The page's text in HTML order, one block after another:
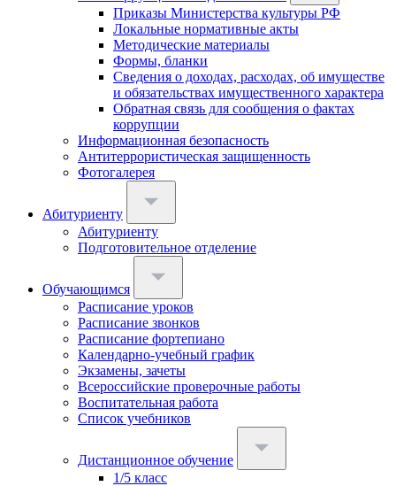
Приказы Министерства культуры РФ
Локальные нормативные акты
Методические материалы
Формы, бланки
Сведения о доходах, расходах, об имуществе
и обязательствах имущественного характера
Обратная связь для сообщения о фактах
коррупции
Информационная безопасность
Антитеррористическая защищенность
Фотогалерея
Абитуриенту
Абитуриенту
Подготовительное отделение
Обучающимся
Расписание уроков
Расписание звонков
Расписание фортепиано
Календарно-учебный график
Экзамены, зачеты
Всероссийские проверочные работы
Воспитательная работа
Список учебников
Дистанционное обучение
1/5 класс